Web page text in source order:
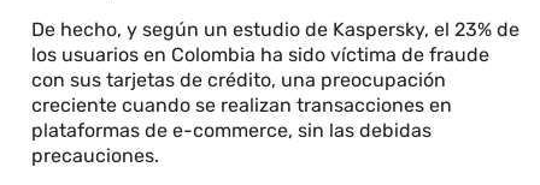
De hecho, y según un estudio de Kaspersky, el 23% de
los usuarios en Colombia ha sido víctima de fraude
con sus tarjetas de crédito, una preocupación
creciente cuando se realizan transacciones en
plataformas de e-commerce, sin las debidas
precauciones.